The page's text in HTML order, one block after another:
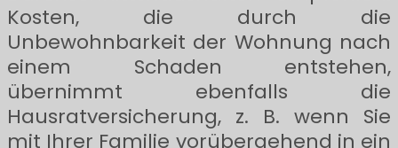
Kosten, die durch die
Unbewohnbarkeit der Wohnung nach
einem Schaden entstehen,
übernimmt ebenfalls die
Hausratversicherung, z. B. wenn Sie
mit Ihrer Familie vorübergehend in ein